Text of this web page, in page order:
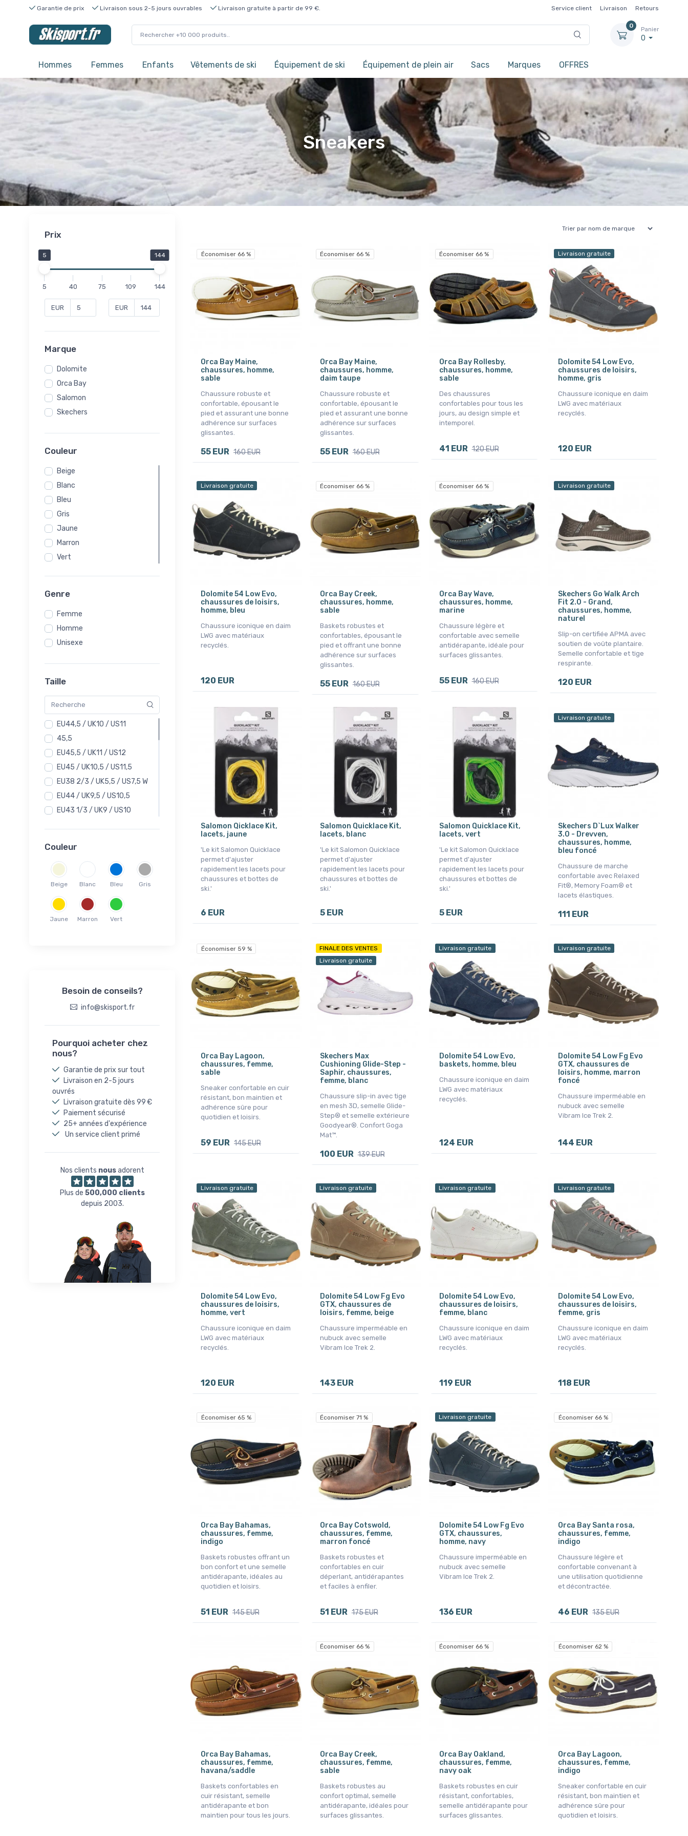
Garantie de prix Livraison sous 2-5 jours ouvrables Livraison gratuite à partir de 99 €. Service client Livraison Retours
0
Panier
0
Hommes Femmes Enfants Vêtements de ski Équipement de ski Équipement de plein air Sacs Marques OFFRES
Sneakers
Prix
5 144
5 40 75 109 144
EUR EUR
Marque
Dolomite
Orca Bay
Salomon
Skechers
Couleur
Beige
Blanc
Bleu
Gris
Jaune
Marron
Vert
Genre
Femme
Homme
Unisexe
Taille
EU44,5 / UK10 / US11
45,5
EU45,5 / UK11 / US12
EU45 / UK10,5 / US11,5
EU38 2/3 / UK5,5 / US7,5 W
EU44 / UK9,5 / US10,5
EU43 1/3 / UK9 / US10
EU38 / UK5 / US7 W
42,5
44,5
EU40 2/3 / UK7 / US9 W
37
39
40
41
42
43
44
45
46
Onesize
Couleur
Beige Blanc Bleu Gris
Jaune Marron Vert
Besoin de conseils?
info@skisport.fr
Pourquoi acheter chez
nous?
Garantie de prix sur tout
Livraison en 2-5 jours
ouvrés
Livraison gratuite dès 99 €
Paiement sécurisé
25+ années d'expérience
Un service client primé
Nos clients nousadorent
Plus de 500,000 clients
depuis 2003.
Économiser 66 %
Orca Bay Maine,
chaussures, homme,
sable
Chaussure robuste et
confortable, épousant le
pied et assurant une bonne
adhérence sur surfaces
glissantes.
55 EUR 160 EUR
Économiser 66 %
Orca Bay Maine,
chaussures, homme,
daim taupe
Chaussure robuste et
confortable, épousant le
pied et assurant une bonne
adhérence sur surfaces
glissantes.
55 EUR 160 EUR
Économiser 66 %
Orca Bay Rollesby,
chaussures, homme,
sable
Des chaussures
confortables pour tous les
jours, au design simple et
intemporel.
41 EUR 120 EUR
Livraison gratuite
Dolomite 54 Low Evo,
chaussures de loisirs,
homme, gris
Chaussure iconique en daim
LWG avec matériaux
recyclés.
120 EUR
Livraison gratuite
Dolomite 54 Low Evo,
chaussures de loisirs,
homme, bleu
Chaussure iconique en daim
LWG avec matériaux
recyclés.
120 EUR
Économiser 66 %
Orca Bay Creek,
chaussures, homme,
sable
Baskets robustes et
confortables, épousant le
pied et offrant une bonne
adhérence sur surfaces
glissantes.
55 EUR 160 EUR
Économiser 66 %
Orca Bay Wave,
chaussures, homme,
marine
Chaussure légère et
confortable avec semelle
antidérapante, idéale pour
surfaces glissantes.
55 EUR 160 EUR
Livraison gratuite
Skechers Go Walk Arch
Fit 2.0 - Grand,
chaussures, homme,
naturel
Slip-on certifiée APMA avec
soutien de voûte plantaire.
Semelle confortable et tige
respirante.
120 EUR
Salomon Qicklace Kit,
lacets, jaune
'Le kit Salomon Quicklace
permet d'ajuster
rapidement les lacets pour
chaussures et bottes de
ski.'
6 EUR
Salomon Quicklace Kit,
lacets, blanc
'Le kit Salomon Quicklace
permet d'ajuster
rapidement les lacets pour
chaussures et bottes de
ski.'
5 EUR
Salomon Quicklace Kit,
lacets, vert
'Le kit Salomon Quicklace
permet d'ajuster
rapidement les lacets pour
chaussures et bottes de
ski.'
5 EUR
Livraison gratuite
Skechers D`Lux Walker
3.0 - Drevven,
chaussures, homme,
bleu foncé
Chaussure de marche
confortable avec Relaxed
Fit®, Memory Foam® et
lacets élastiques.
111 EUR
Économiser 59 %
Orca Bay Lagoon,
chaussures, femme,
sable
Sneaker confortable en cuir
résistant, bon maintien et
adhérence sûre pour
quotidien et loisirs.
59 EUR 145 EUR
FINALE DES VENTES
Livraison gratuite
Skechers Max
Cushioning Glide-Step -
Saphir, chaussures,
femme, blanc
Chaussure slip-in avec tige
en mesh 3D, semelle Glide-
Step® et semelle extérieure
Goodyear®. Confort Goga
Mat™.
100 EUR 139 EUR
Livraison gratuite
Dolomite 54 Low Evo,
baskets, homme, bleu
Chaussure iconique en daim
LWG avec matériaux
recyclés.
124 EUR
Livraison gratuite
Dolomite 54 Low Fg Evo
GTX, chaussures de
loisirs, homme, marron
foncé
Chaussure imperméable en
nubuck avec semelle
Vibram Ice Trek 2.
144 EUR
Livraison gratuite
Dolomite 54 Low Evo,
chaussures de loisirs,
homme, vert
Chaussure iconique en daim
LWG avec matériaux
recyclés.
120 EUR
Livraison gratuite
Dolomite 54 Low Fg Evo
GTX, chaussures de
loisirs, femme, beige
Chaussure imperméable en
nubuck avec semelle
Vibram Ice Trek 2.
143 EUR
Livraison gratuite
Dolomite 54 Low Evo,
chaussures de loisirs,
femme, blanc
Chaussure iconique en daim
LWG avec matériaux
recyclés.
119 EUR
Livraison gratuite
Dolomite 54 Low Evo,
chaussures de loisirs,
femme, gris
Chaussure iconique en daim
LWG avec matériaux
recyclés.
118 EUR
Économiser 65 %
Orca Bay Bahamas,
chaussures, femme,
indigo
Baskets robustes offrant un
bon confort et une semelle
antidérapante, idéales au
quotidien et loisirs.
51 EUR 145 EUR
Économiser 71 %
Orca Bay Cotswold,
chaussures, femme,
marron foncé
Baskets robustes et
confortables en cuir
déperlant, antidérapantes
et faciles à enfiler.
51 EUR 175 EUR
Livraison gratuite
Dolomite 54 Low Fg Evo
GTX, chaussures,
homme, navy
Chaussure imperméable en
nubuck avec semelle
Vibram Ice Trek 2.
136 EUR
Économiser 66 %
Orca Bay Santa rosa,
chaussures, femme,
indigo
Chaussure légère et
confortable convenant à
une utilisation quotidienne
et décontractée.
46 EUR 135 EUR
Orca Bay Bahamas,
chaussures, femme,
havana/saddle
Baskets confortables en
cuir résistant, semelle
antidérapante et bon
maintien pour tous les jours.
Économiser 66 %
Orca Bay Creek,
chaussures, femme,
sable
Baskets robustes au
confort optimal, semelle
antidérapante, idéales pour
surfaces glissantes.
Économiser 66 %
Orca Bay Oakland,
chaussures, femme,
navy oak
Baskets robustes en cuir
résistant, confortables,
semelle antidérapante pour
surfaces glissantes.
Économiser 62 %
Orca Bay Lagoon,
chaussures, femme,
indigo
Sneaker confortable en cuir
résistant, bon maintien et
adhérence sûre pour
quotidien et loisirs.